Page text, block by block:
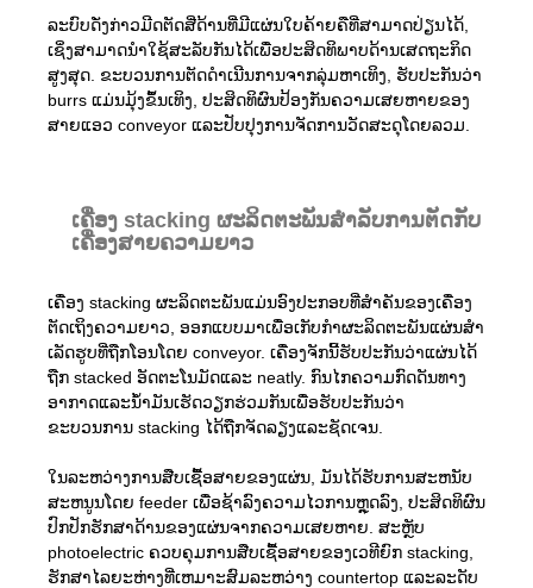
ລະບົບດັ່ງກ່າວມີດຕັດສີ່ດ້ານທີ່ມີແຜ່ນໃບຄ້າຍຄືທີ່ສາມາດປ່ຽນໄດ້,
ເຊິ່ງສາມາດນໍາໃຊ້ສະລັບກັນໄດ້ເພື່ອປະສິດທິພາບດ້ານເສດຖະກິດ
ສູງສຸດ. ຂະບວນການຕັດດໍາເນີນການຈາກລຸ່ມຫາເທິງ, ຮັບປະກັນວ່າ
burrs ແມ່ນມຸ້ງຂຶ້ນເທິງ, ປະສິດທິຜົນປ້ອງກັນຄວາມເສຍຫາຍຂອງ
ສາຍແອວ conveyor ແລະປັບປຸງການຈັດການວັດສະດຸໂດຍລວມ.
ເຄື່ອງ stacking ຜະລິດຕະພັນສໍາລັບການຕັດກັບ
ເຄື່ອງສາຍຄວາມຍາວ
ເຄື່ອງ stacking ຜະລິດຕະພັນແມ່ນອົງປະກອບທີ່ສໍາຄັນຂອງເຄື່ອງ
ຕັດເຖິງຄວາມຍາວ, ອອກແບບມາເພື່ອເກັບກໍາຜະລິດຕະພັນແຜ່ນສໍາ
ເລັດຮູບທີ່ຖືກໂອນໂດຍ conveyor. ເຄື່ອງຈັກນີ້ຮັບປະກັນວ່າແຜ່ນໄດ້
ຖືກ stacked ອັດຕະໂນມັດແລະ neatly. ກົນໄກຄວາມກົດດັນທາງ
ອາກາດແລະນ້ໍາມັນເຮັດວຽກຮ່ວມກັນເພື່ອຮັບປະກັນວ່າ
ຂະບວນການ stacking ໄດ້ຖືກຈັດລຽງແລະຊັດເຈນ.
ໃນ​ລະ​ຫວ່າງ​ການ​ສືບ​ເຊື້ອ​ສາຍ​ຂອງ​ແຜ່ນ, ມັນ​ໄດ້​ຮັບ​ການ​ສະ​ຫນັບ​
ສະ​ຫນູນ​ໂດຍ feeder ເພື່ອ​ຊ້າ​ລົງ​ຄວາມ​ໄວ​ການ​ຫຼຸດ​ລົງ, ປະ​ສິດ​ທິ​ຜົນ​
ປົກ​ປັກ​ຮັກ​ສາ​ດ້ານ​ຂອງ​ແຜ່ນ​ຈາກ​ຄວາມ​ເສຍ​ຫາຍ. ສະຫຼັບ
photoelectric ຄວບຄຸມການສືບເຊື້ອສາຍຂອງເວທີຍົກ stacking,
ຮັກສາໄລຍະຫ່າງທີ່ເຫມາະສົມລະຫວ່າງ countertop ແລະລະດັບ